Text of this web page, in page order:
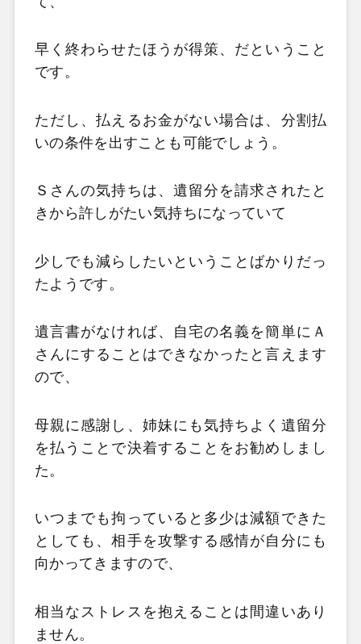
早く終わらせたほうが得策、だということ
です。
ただし、払えるお金がない場合は、分割払
いの条件を出すことも可能でしょう。
Ｓさんの気持ちは、遺留分を請求されたと
きから許しがたい気持ちになっていて
少しでも減らしたいということばかりだっ
たようです。
遺言書がなければ、自宅の名義を簡単にＡ
さんにすることはできなかったと言えます
ので、
母親に感謝し、姉妹にも気持ちよく遺留分
を払うことで決着することをお勧めしまし
た。
いつまでも拘っていると多少は減額できた
としても、相手を攻撃する感情が自分にも
向かってきますので、
相当なストレスを抱えることは間違いあり
ません。